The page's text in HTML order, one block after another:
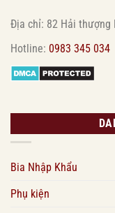
Địa chỉ: 82 Hải thượng
Hotline: 0983 345 034
Bia Nhập Khẩu
Phụ kiện